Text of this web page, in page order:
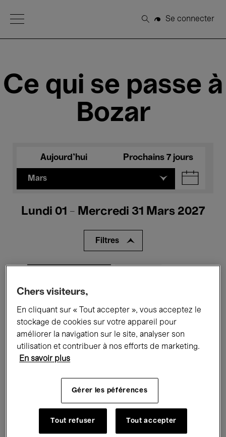
Open Menu
Rechercher
Se connecter
Ce qui se passe à
Bozar
Aujourd'hui Prochains 7 jours
Mars
Lundi 01 - Mercredi 31 Mars 2027
Filtres
Expositions
Rencontres & Débats Jazz
Musique classique Global Music
Pour tous Kids’ Palace
Chers visiteurs,
En cliquant sur « Tout accepter », vous acceptez le
stockage de cookies sur votre appareil pour
améliorer la navigation sur le site, analyser son
utilisation et contribuer à nos efforts de marketing.
En savoir plus
Gérer les péférences
Tout refuser Tout accepter